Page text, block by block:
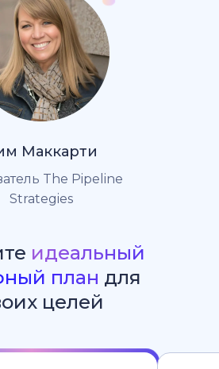
Маккарти
The Pipeline
Strategies
идеальный
план для
целей